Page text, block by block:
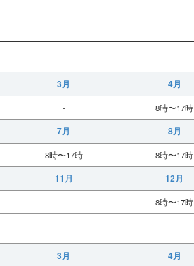
3月 4月
- 8時〜17時
7月 8月
8時〜17時 8時〜17時
11月 12月
- 8時〜17時
3月 4月